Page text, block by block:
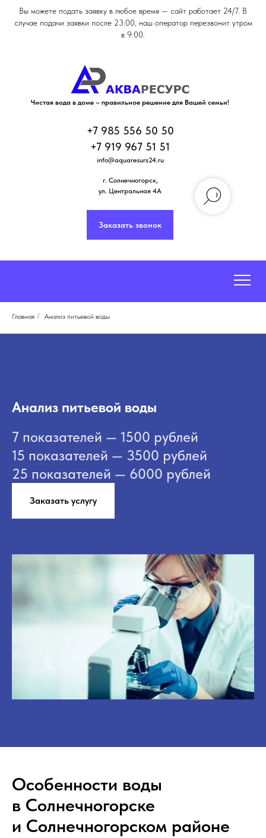
Вы можете подать заявку в любое время — сайт работает 24/7. В
случае подачи заявки после 23:00, наш оператор перезвонит утром
в 9:00.
Чистая вода в доме – правильное решение для Вашей семьи!
+7 985 556 50 50
+7 919 967 51 51
info@aquaresurs24.ru
г. Солнечногорск,
ул. Центральная 4А
Заказать звонок
Главная / Анализ питьевой воды
Анализ питьевой воды
7 показателей — 1500 рублей
15 показателей — 3500 рублей
25 показателей — 6000 рублей
Заказать услугу
Особенности воды
в Солнечногорске
и Солнечногорском районе